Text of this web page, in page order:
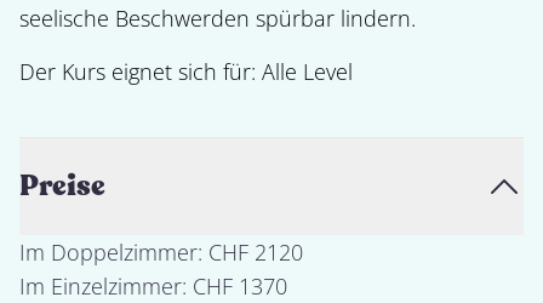
seelische Beschwerden spürbar lindern.
Der Kurs eignet sich für: Alle Level
Preise
Im Doppelzimmer: CHF 2120